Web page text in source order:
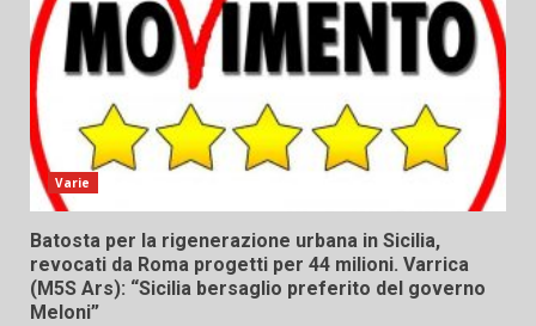
Varie
Batosta per la rigenerazione urbana in Sicilia,
revocati da Roma progetti per 44 milioni. Varrica
(M5S Ars): “Sicilia bersaglio preferito del governo
Meloni”